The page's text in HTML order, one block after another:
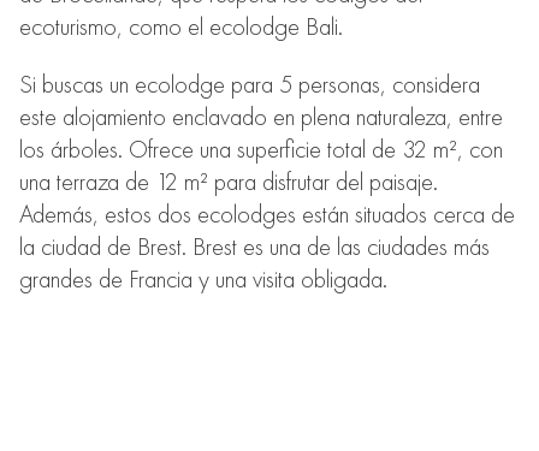
ecoturismo, como el ecolodge Bali.
Si buscas un ecolodge para 5 personas, considera
este alojamiento enclavado en plena naturaleza, entre
los árboles. Ofrece una superficie total de 32 m², con
una terraza de 12 m² para disfrutar del paisaje.
Además, estos dos ecolodges están situados cerca de
la ciudad de Brest. Brest es una de las ciudades más
grandes de Francia y una visita obligada.